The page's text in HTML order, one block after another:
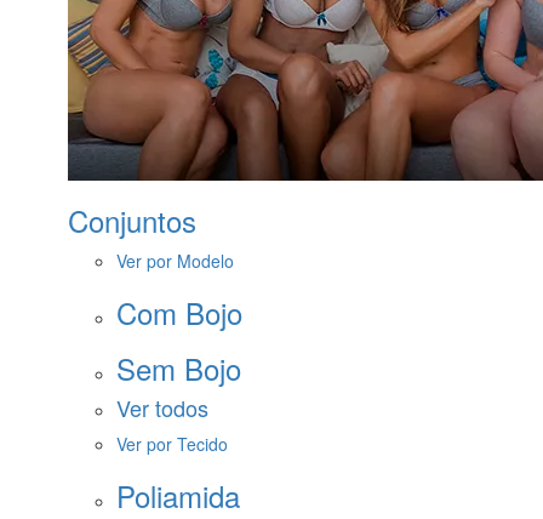
Conjuntos
Ver por Modelo
Com Bojo
Sem Bojo
Ver todos
Ver por Tecido
Poliamida